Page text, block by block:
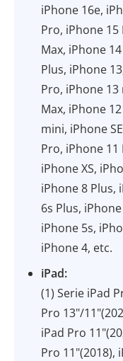
iPhone 16e,
Pro, iPhone 15
Max, iPhone
Plus, iPhone
Pro, iPhone 13
Max, iPhone
mini, iPhone
Pro, iPhone 11
iPhone XS,
iPhone 8 Plus,
6s Plus,
iPhone 5s,
iPhone 4, etc.
iPad:
(1) Serie iPad
Pro 13"/
iPad Pro
Pro 11"(2018),